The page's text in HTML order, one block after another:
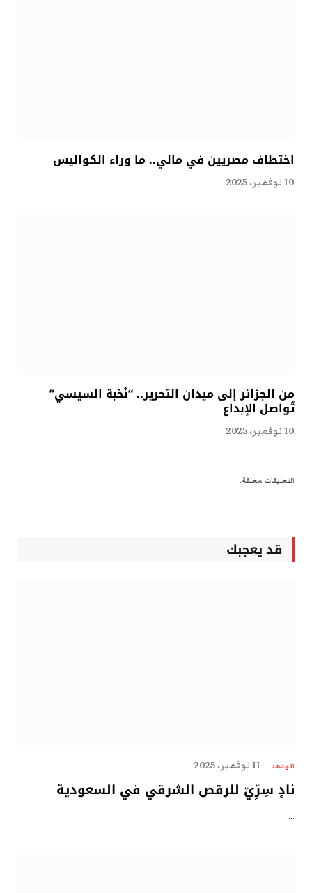
اختطاف مصريين في مالي.. ما وراء الكواليس
10 نوفمبر، 2025
من الجزائر إلى ميدان التحرير.. “نُخبة السيسي”
تُواصل الإبداع
10 نوفمبر، 2025
التعليقات مغلقة.
قد يعجبك
الهدهد 11 نوفمبر، 2025
نادٍ سِرِّيّ للرقص الشرقي في السعودية
…